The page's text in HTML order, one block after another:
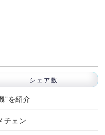
シェア数
”を紹介
チェン